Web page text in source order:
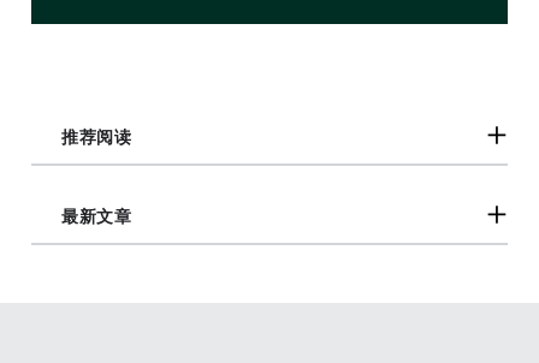
推荐阅读
最新文章